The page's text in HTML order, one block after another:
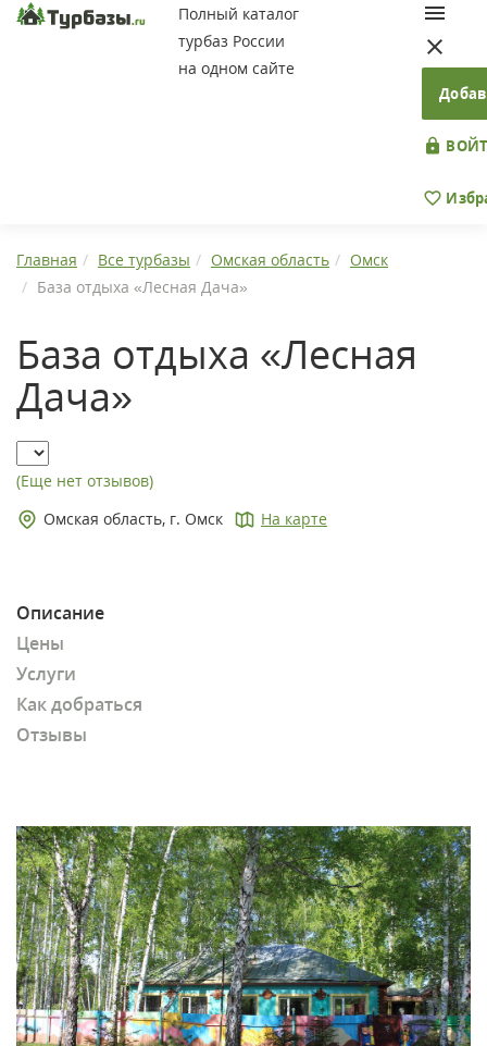
Полный каталог
турбаз России
на одном сайте
Главная Все турбазы Омская область
Омск
База отдыха «Лесная Дача»
База отдыха «Лесная
Дача»
(Еще нет отзывов)
Омская область, г. Омск
На карте
Описание
Цены
Услуги
Как добраться
Отзывы